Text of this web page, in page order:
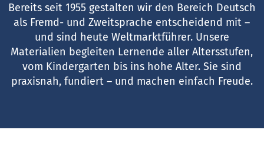
Bereits seit 1955 gestalten wir den Bereich Deutsch
als Fremd- und Zweitsprache entscheidend mit –
und sind heute Weltmarktführer. Unsere
Materialien begleiten Lernende aller Altersstufen,
vom Kindergarten bis ins hohe Alter. Sie sind
praxisnah, fundiert – und machen einfach Freude.